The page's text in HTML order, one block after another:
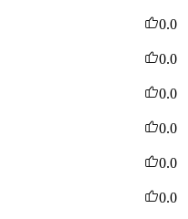
0.0
0.0
0.0
0.0
0.0
0.0